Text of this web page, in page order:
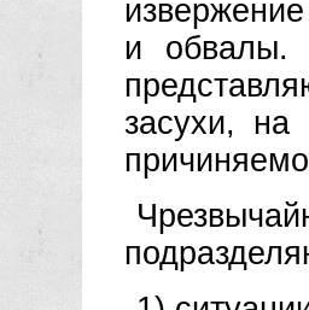
и обвалы.
засухи, на